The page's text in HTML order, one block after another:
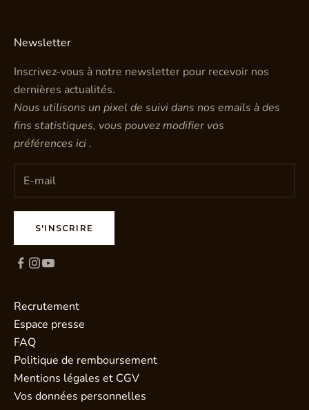
Newsletter
Inscrivez-vous à notre newsletter pour recevoir nos
dernières actualités.
Nous utilisons un pixel de suivi dans nos emails à des
fins statistiques, vous pouvez modifier vos
préférences ici.
S'INSCRIRE
Recrutement
Espace presse
FAQ
Politique de remboursement
Mentions légales et CGV
Vos données personnelles